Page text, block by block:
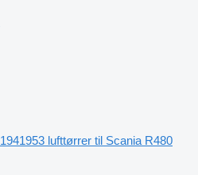
1941953 lufttørrer til Scania R480